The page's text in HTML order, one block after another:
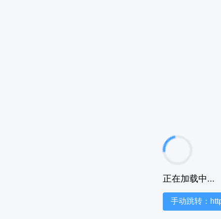
正在加载中...
手动跳转：